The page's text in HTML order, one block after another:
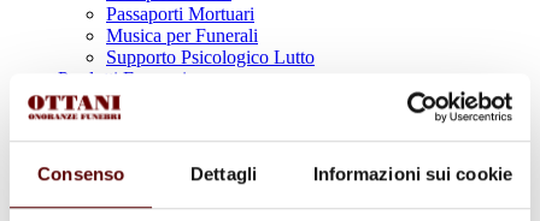
Consenso Dettagli Informazioni sui cookie
Passaporti Mortuari
Musica per Funerali
Supporto Psicologico Lutto
Prodotti Funerari
Lapidi, Lastre tombali e Monumenti Funerari
Urne Cinerarie
Allestimento Funebre
Cofani Funebri
In caso di decesso
Necrologi